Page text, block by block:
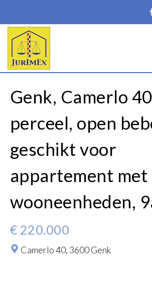
Genk, Camerlo
perceel, open
geschikt voor
appartement met
wooneenheden,
€ 220.000
Camerlo 40, 3600 Genk